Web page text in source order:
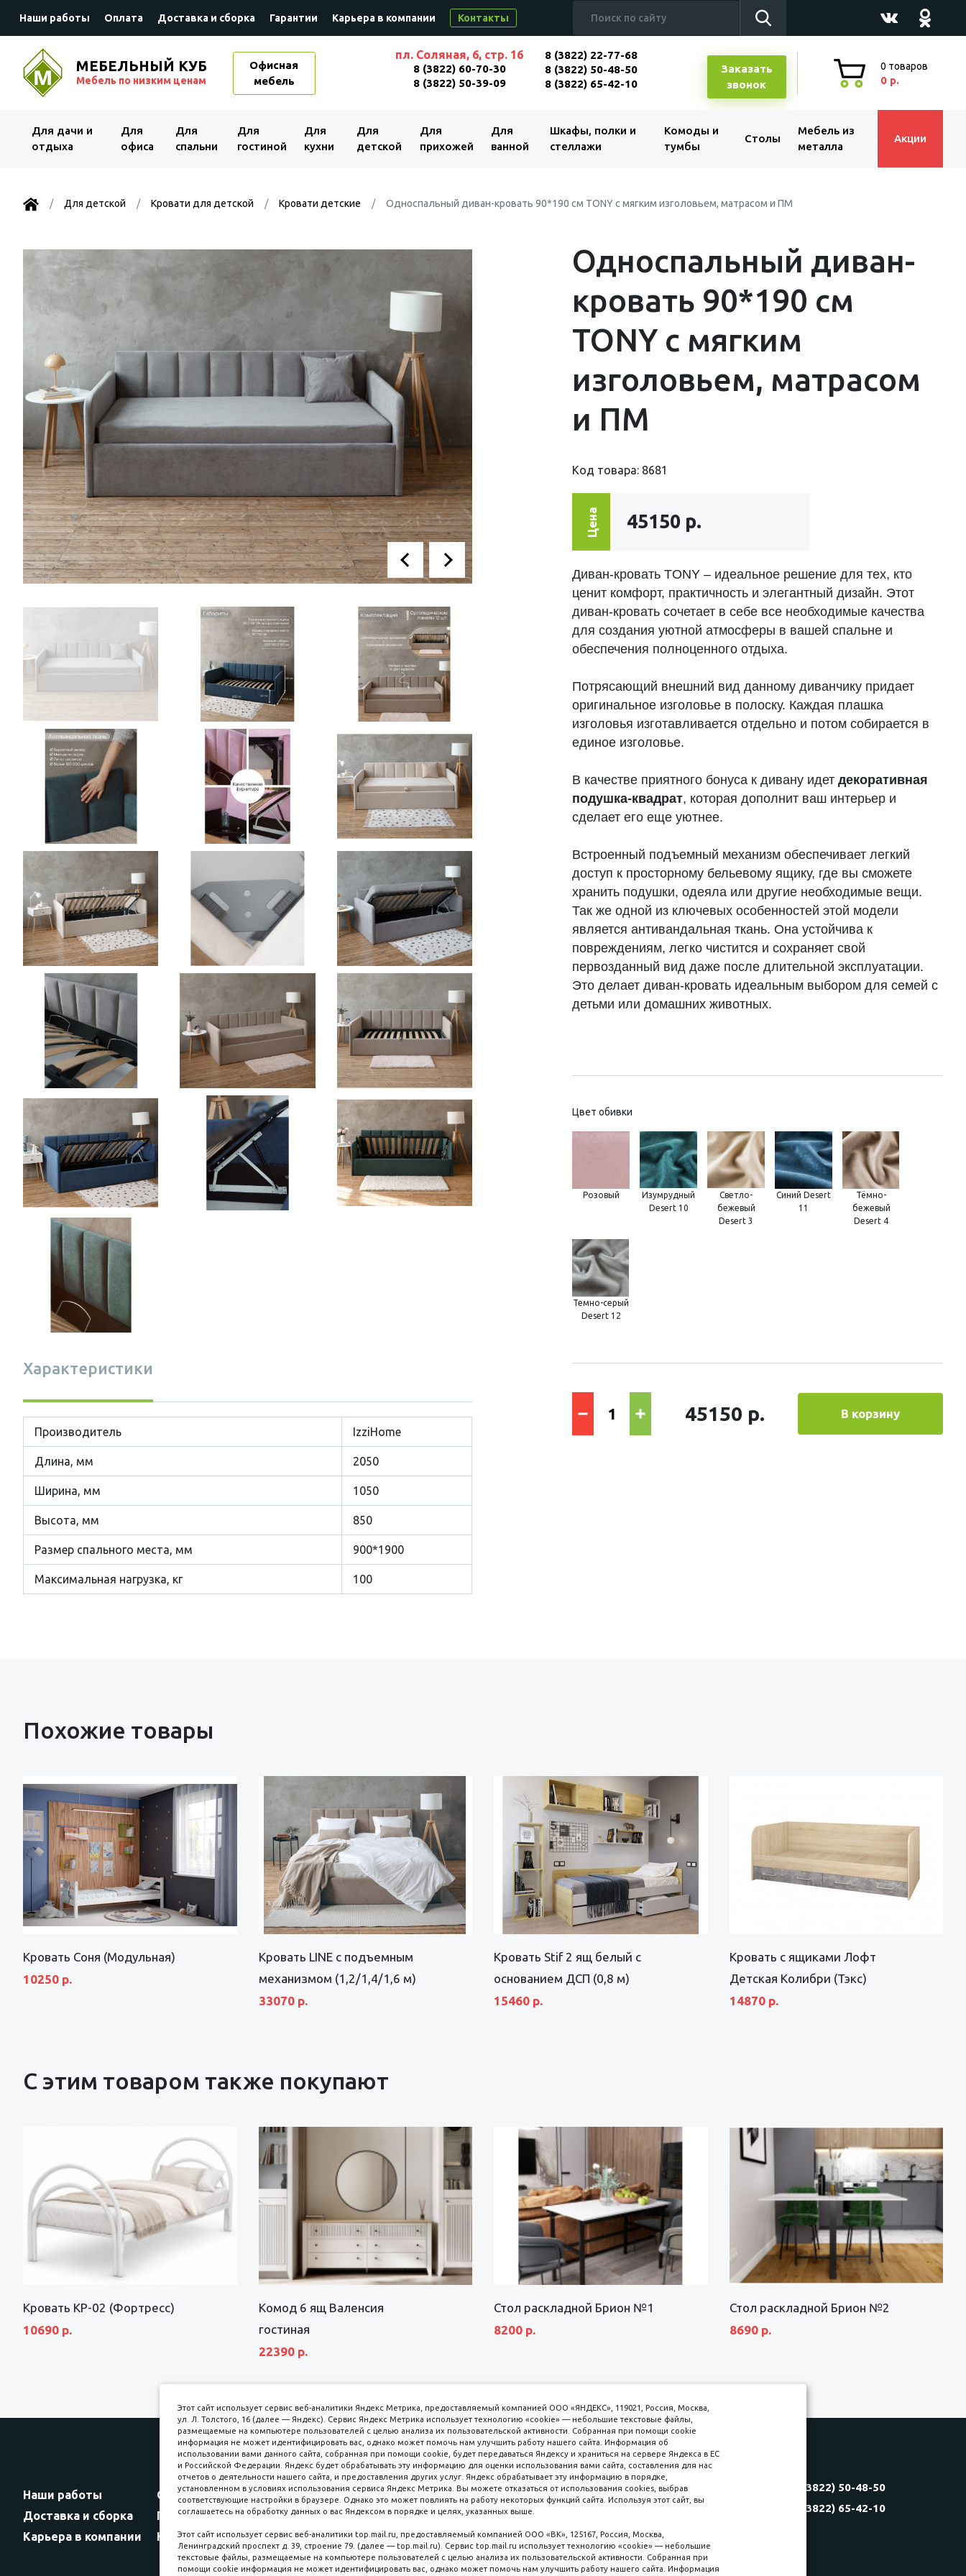
Наши работы Оплата Доставка и сборка Гарантии Карьера в компании Контакты
МЕБЕЛЬНЫЙ КУБ
Мебель по низким ценам
Офисная
мебель
пл. Соляная, 6, стр. 16
8 (3822) 60-70-30
8 (3822) 50-39-09
8 (3822) 22-77-68
8 (3822) 50-48-50
8 (3822) 65-42-10
Заказать
звонок
0 товаров
0 р.
Для дачи и
отдыха
Для
офиса
Для
спальни
Для
гостиной
Для
кухни
Для
детской
Для
прихожей
Для
ванной
Шкафы, полки и
стеллажи
Комоды и
тумбы
Столы
Мебель из
металла
Акции
Для детской Кровати для детской Кровати детские Односпальный диван-кровать 90*190 см TONY с мягким изголовьем, матрасом и ПМ
Характеристики
Производитель IzziHome
Длина, мм 2050
Ширина, мм 1050
Высота, мм 850
Размер cпального места, мм 900*1900
Максимальная нагрузка, кг 100
Односпальный диван-
кровать 90*190 см
TONY с мягким
изголовьем, матрасом
и ПМ
Код товара: 8681
Цена 45150 р.
Диван-кровать TONY – идеальное решение для тех, кто
ценит комфорт, практичность и элегантный дизайн. Этот
диван-кровать сочетает в себе все необходимые качества
для создания уютной атмосферы в вашей спальне и
обеспечения полноценного отдыха.
Потрясающий внешний вид данному диванчику придает
оригинальное изголовье в полоску. Каждая плашка
изголовья изготавливается отдельно и потом собирается в
единое изголовье.
В качестве приятного бонуса к дивану идетдекоративная
подушка-квадрат, которая дополнит ваш интерьер и
сделает его еще уютнее.
Встроенный подъемный механизм обеспечивает легкий
доступ к просторному бельевому ящику, где вы сможете
хранить подушки, одеяла или другие необходимые вещи.
Так же одной из ключевых особенностей этой модели
является антивандальная ткань. Она устойчива к
повреждениям, легко чистится и сохраняет свой
первозданный вид даже после длительной эксплуатации.
Это делает диван-кровать идеальным выбором для семей с
детьми или домашних животных.
Цвет обивки
Розовый
Изумрудный
Desert 10
Светло-
бежевый
Desert 3
Синий Desert
11
Тёмно-
бежевый
Desert 4
Темно-серый
Desert 12
45150 р. В корзину
Похожие товары
Кровать Соня (Модульная)
10250 р.
Кровать LINE с подъемным
механизмом (1,2/1,4/1,6 м)
33070 р.
Кровать Stif 2 ящ белый с
основанием ДСП (0,8 м)
15460 р.
Кровать с ящиками Лофт
Детская Колибри (Тэкс)
14870 р.
С этим товаром также покупают
Кровать КР-02 (Фортресс)
10690 р.
Комод 6 ящ Валенсия
гостиная
22390 р.
Стол раскладной Брион №1
8200 р.
Стол раскладной Брион №2
8690 р.
Наши работы
Оплата
Доставка и сборка
Гарантии
Карьера в компании
Контакты
Принимаем к оплате
Наличные
пл. Соляная, 6, стр. 16
8 (3822) 60-70-30
8 (3822) 22-77-68
8 (3822) 50-48-50
8 (3822) 65-42-10
Этот сайт использует сервис веб-аналитики Яндекс Метрика, предоставляемый компанией ООО «ЯНДЕКС», 119021, Россия, Москва,
ул. Л. Толстого, 16 (далее — Яндекс). Сервис Яндекс Метрика использует технологию «cookie» — небольшие текстовые файлы,
размещаемые на компьютере пользователей с целью анализа их пользовательской активности. Собранная при помощи cookie
информация не может идентифицировать вас, однако может помочь нам улучшить работу нашего сайта. Информация об
использовании вами данного сайта, собранная при помощи cookie, будет передаваться Яндексу и храниться на сервере Яндекса в ЕС
и Российской Федерации. Яндекс будет обрабатывать эту информацию для оценки использования вами сайта, составления для нас
отчетов о деятельности нашего сайта, и предоставления других услуг. Яндекс обрабатывает эту информацию в порядке,
установленном в условиях использования сервиса Яндекс Метрика. Вы можете отказаться от использования cookies, выбрав
соответствующие настройки в браузере. Однако это может повлиять на работу некоторых функций сайта. Используя этот сайт, вы
соглашаетесь на обработку данных о вас Яндексом в порядке и целях, указанных выше.
Этот сайт использует сервис веб-аналитики top.mail.ru, предоставляемый компанией ООО «ВК», 125167, Россия, Москва,
Ленинградский проспект д. 39, строение 79. (далее — top.mail.ru). Сервис top.mail.ru использует технологию «cookie» — небольшие
текстовые файлы, размещаемые на компьютере пользователей с целью анализа их пользовательской активности. Собранная при
помощи cookie информация не может идентифицировать вас, однако может помочь нам улучшить работу нашего сайта. Информация